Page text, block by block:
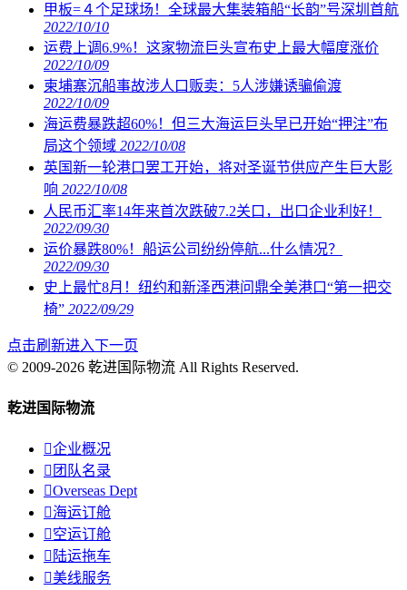
甲板=４个足球场！全球最大集装箱船“长韵”号深圳首航
2022/10/10
运费上调6.9%！这家物流巨头宣布史上最大幅度涨价
2022/10/09
柬埔寨沉船事故涉人口贩卖：5人涉嫌诱骗偷渡
2022/10/09
海运费暴跌超60%！但三大海运巨头早已开始“押注”布
局这个领域 2022/10/08
英国新一轮港口罢工开始，将对圣诞节供应产生巨大影
响 2022/10/08
人民币汇率14年来首次跌破7.2关口，出口企业利好！
2022/09/30
运价暴跌80%！船运公司纷纷停航...什么情况？
2022/09/30
史上最忙8月！纽约和新泽西港问鼎全美港口“第一把交
椅” 2022/09/29
点击刷新进入下一页
© 2009-2026 乾进国际物流 All Rights Reserved.
乾进国际物流
企业概况
 团队名录
Overseas Dept
海运订舱
空运订舱
 陆运拖车
美线服务